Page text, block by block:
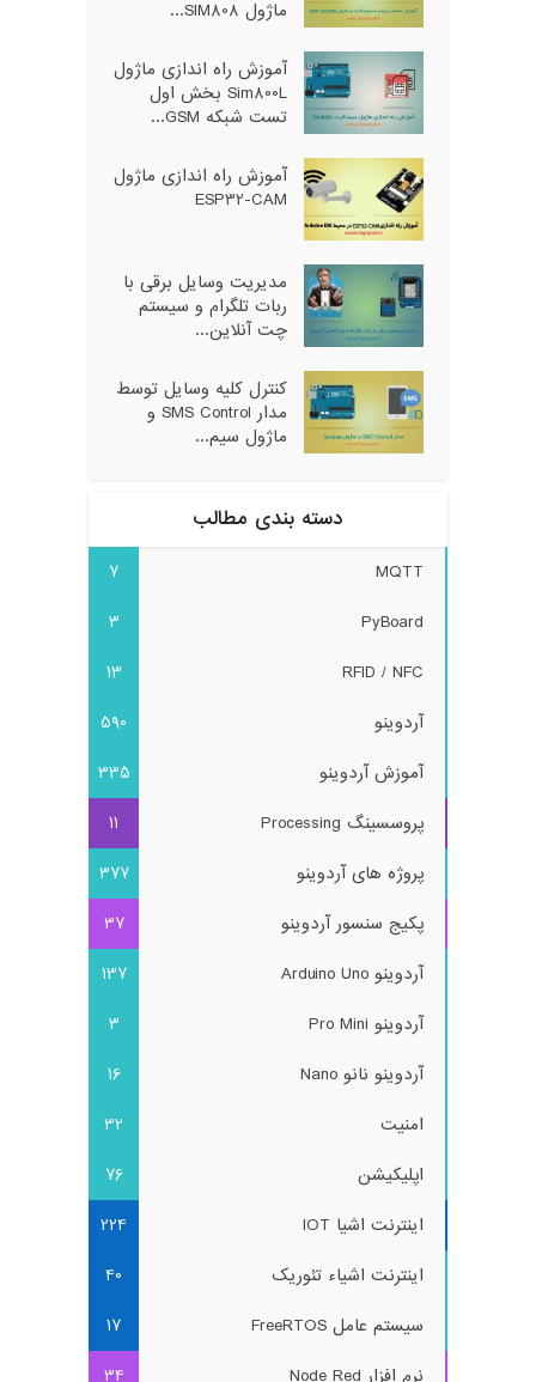
ماژول SIM808...
آموزش راه اندازی ماژول
Sim800L بخش اول
تست شبکه GSM...
آموزش راه اندازی ماژول
ESP32-CAM
مدیریت وسایل برقی با
ربات تلگرام و سیستم
چت آنلاین...
کنترل کلیه وسایل توسط
مدار SMS Control و
ماژول سیم...
دسته بندی مطالب
MQTT
7
PyBoard
3
RFID / NFC
13
آردوینو
590
آموزش آردوینو
335
پروسسینگ Processing
11
پروژه های آردوینو
377
پکیج سنسور آردوینو
37
آردوینو Arduino Uno
137
آردوینو Pro Mini
3
آردوینو نانو Nano
16
امنیت
32
اپلیکیشن
76
اینترنت اشیا IOT
224
اینترنت اشیاء تئوریک
40
سیستم عامل FreeRTOS
17
نرم افزار Node Red
34